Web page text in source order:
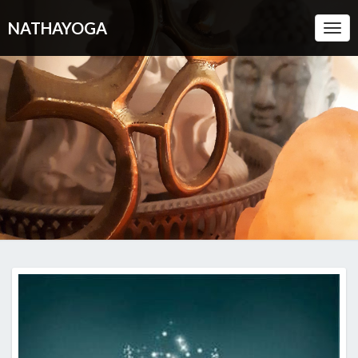
NATHAYOGA